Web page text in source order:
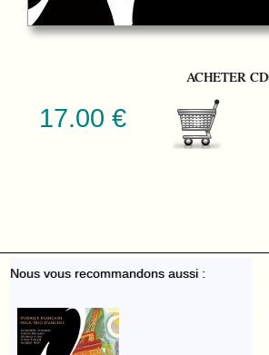
ACHETER CD
17.00 €
Nous vous recommandons aussi :